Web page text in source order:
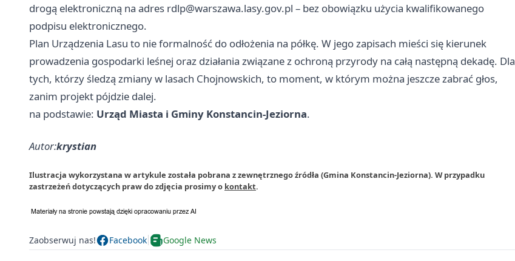
drogą elektroniczną na adres rdlp@warszawa.lasy.gov.pl – bez obowiązku użycia kwalifikowanego
podpisu elektronicznego.
Plan Urządzenia Lasu to nie formalność do odłożenia na półkę. W jego zapisach mieści się kierunek
prowadzenia gospodarki leśnej oraz działania związane z ochroną przyrody na całą następną dekadę. Dla
tych, którzy śledzą zmiany w lasach Chojnowskich, to moment, w którym można jeszcze zabrać głos,
zanim projekt pójdzie dalej.
na podstawie: Urząd Miasta i Gminy Konstancin-Jeziorna.
Autor:krystian
Ilustracja wykorzystana w artykule została pobrana z zewnętrznego źródła (Gmina Konstancin-Jeziorna). W przypadku
zastrzeżeń dotyczących praw do zdjęcia prosimy o kontakt.
Zaobserwuj nas! Facebook Google News